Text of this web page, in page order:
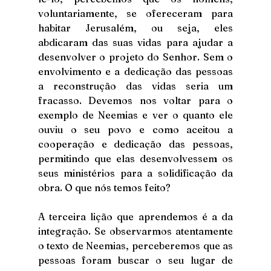
voluntariamente, se ofereceram para
habitar Jerusalém, ou seja, eles
abdicaram das suas vidas para ajudar a
desenvolver o projeto do Senhor. Sem o
envolvimento e a dedicação das pessoas
a reconstrução das vidas seria um
fracasso. Devemos nos voltar para o
exemplo de Neemias e ver o quanto ele
ouviu o seu povo e como aceitou a
cooperação e dedicação das pessoas,
permitindo que elas desenvolvessem os
seus ministérios para a solidificação da
obra. O que nós temos feito?
A terceira lição que aprendemos é a da
integração. Se observarmos atentamente
o texto de Neemias, perceberemos que as
pessoas foram buscar o seu lugar de